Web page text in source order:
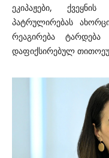
ეკიპაჟები,
პატრულირებას
რეაგირება
დაფიქსირებულ